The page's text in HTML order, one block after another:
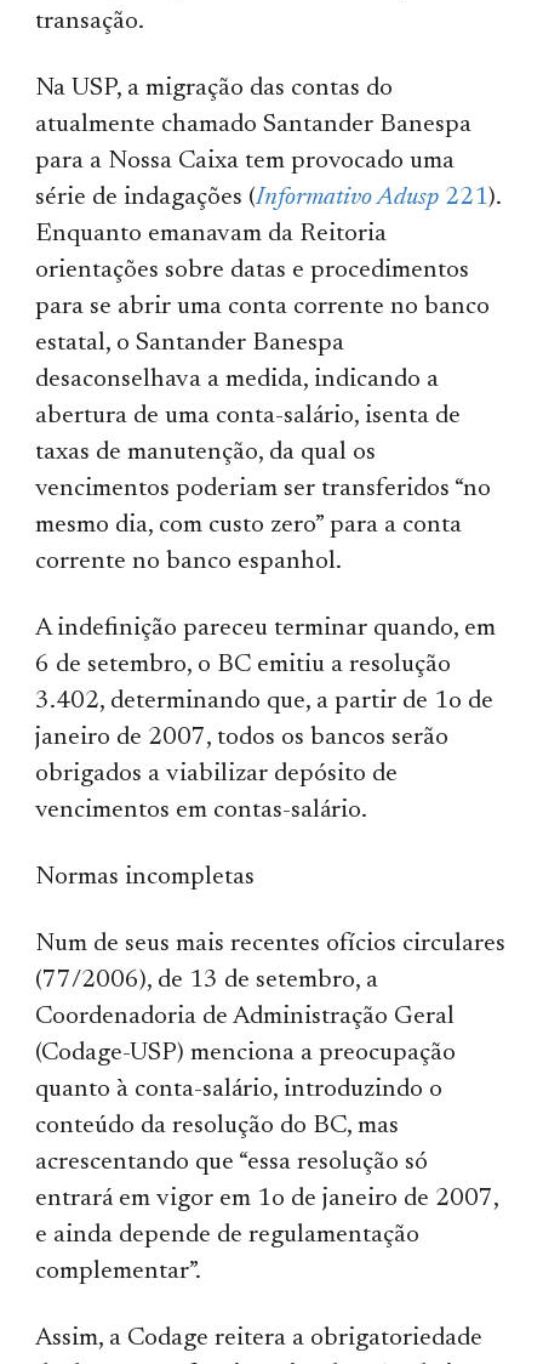
transação.
Na USP, a migração das contas do
atualmente chamado Santander Banespa
para a Nossa Caixa tem provocado uma
série de indagações (Informativo Adusp 221).
Enquanto emanavam da Reitoria
orientações sobre datas e procedimentos
para se abrir uma conta corrente no banco
estatal, o Santander Banespa
desaconselhava a medida, indicando a
abertura de uma conta-salário, isenta de
taxas de manutenção, da qual os
vencimentos poderiam ser transferidos “no
mesmo dia, com custo zero” para a conta
corrente no banco espanhol.
A indefinição pareceu terminar quando, em
6 de setembro, o BC emitiu a resolução
3.402, determinando que, a partir de 1o de
janeiro de 2007, todos os bancos serão
obrigados a viabilizar depósito de
vencimentos em contas-salário.
Normas incompletas
Num de seus mais recentes ofícios circulares
(77/2006), de 13 de setembro, a
Coordenadoria de Administração Geral
(Codage-USP) menciona a preocupação
quanto à conta-salário, introduzindo o
conteúdo da resolução do BC, mas
acrescentando que “essa resolução só
entrará em vigor em 1o de janeiro de 2007,
e ainda depende de regulamentação
complementar”.
Assim, a Codage reitera a obrigatoriedade